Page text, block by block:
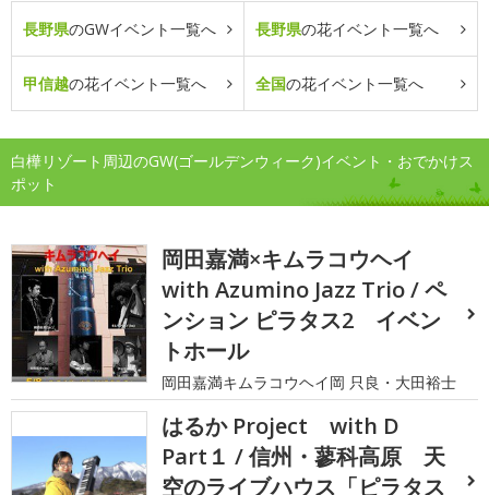
長野県のGWイベント一覧へ 長野県の花イベント一覧へ
甲信越の花イベント一覧へ 全国の花イベント一覧へ
白樺リゾート周辺のGW(ゴールデンウィーク)イベント・おでかけス
ポット
岡田嘉満×キムラコウヘイ
with Azumino Jazz Trio / ペ
ンション ピラタス2 イベン
トホール
岡田嘉満キムラコウヘイ岡 只良・大田裕士
はるか Project with D
Part１ / 信州・蓼科高原 天
空のライブハウス「ピラタス